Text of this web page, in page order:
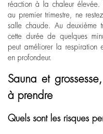
réaction à la chaleur élevée.
au premier trimestre, ne
salle chaude. Au deuxième
cette durée de quelques
peut améliorer la respiration
en profondeur.
Sauna et
à prendre
Quels sont les risques